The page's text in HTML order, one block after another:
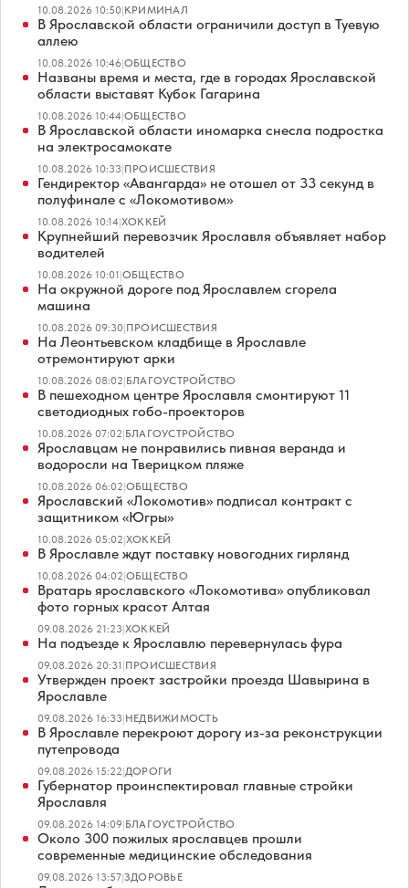
10.08.2026 10:50|КРИМИНАЛ
В Ярославской области ограничили доступ в Туевую
аллею
10.08.2026 10:46|ОБЩЕСТВО
Названы время и места, где в городах Ярославской
области выставят Кубок Гагарина
10.08.2026 10:44|ОБЩЕСТВО
В Ярославской области иномарка снесла подростка
на электросамокате
10.08.2026 10:33|ПРОИСШЕСТВИЯ
Гендиректор «Авангарда» не отошел от 33 секунд в
полуфинале с «Локомотивом»
10.08.2026 10:14|ХОККЕЙ
Крупнейший перевозчик Ярославля объявляет набор
водителей
10.08.2026 10:01|ОБЩЕСТВО
На окружной дороге под Ярославлем сгорела
машина
10.08.2026 09:30|ПРОИСШЕСТВИЯ
На Леонтьевском кладбище в Ярославле
отремонтируют арки
10.08.2026 08:02|БЛАГОУСТРОЙСТВО
В пешеходном центре Ярославля смонтируют 11
светодиодных гобо-проекторов
10.08.2026 07:02|БЛАГОУСТРОЙСТВО
Ярославцам не понравились пивная веранда и
водоросли на Тверицком пляже
10.08.2026 06:02|ОБЩЕСТВО
Ярославский «Локомотив» подписал контракт с
защитником «Югры»
10.08.2026 05:02|ХОККЕЙ
В Ярославле ждут поставку новогодних гирлянд
10.08.2026 04:02|ОБЩЕСТВО
Вратарь ярославского «Локомотива» опубликовал
фото горных красот Алтая
09.08.2026 21:23|ХОККЕЙ
На подъезде к Ярославлю перевернулась фура
09.08.2026 20:31|ПРОИСШЕСТВИЯ
Утвержден проект застройки проезда Шавырина в
Ярославле
09.08.2026 16:33|НЕДВИЖИМОСТЬ
В Ярославле перекроют дорогу из-за реконструкции
путепровода
09.08.2026 15:22|ДОРОГИ
Губернатор проинспектировал главные стройки
Ярославля
09.08.2026 14:09|БЛАГОУСТРОЙСТВО
Около 300 пожилых ярославцев прошли
современные медицинские обследования
09.08.2026 13:57|ЗДОРОВЬЕ